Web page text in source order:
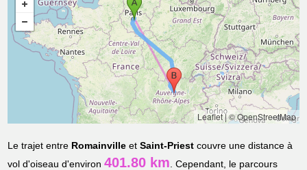
Leaflet|© OpenStreetMap
Le trajet entre Romainville etSaint-Priest couvre une distance à
vol d'oiseau d'environ401.80 km. Cependant, le parcours